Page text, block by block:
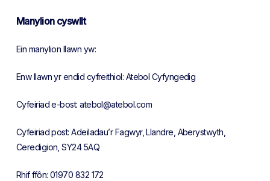
Manylion cyswllt
Ein manylion llawn yw:
Enw llawn yr endid cyfreithiol: Atebol Cyfyngedig
Cyfeiriad e-bost: atebol@atebol.com
Cyfeiriad post: Adeiladau’r Fagwyr, Llandre, Aberystwyth,
Ceredigion, SY24 5AQ
Rhif ffôn: 01970 832 172